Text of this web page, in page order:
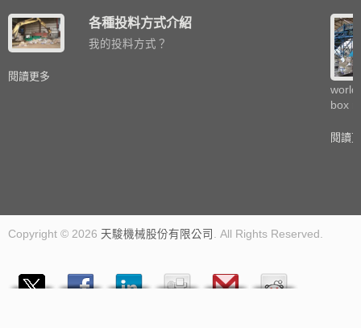
各種投料方式介紹
我的投料方式？
閱讀更多
world
box
閱讀
Copyright © 2026 天駿機械股份有限公司 . All Rights Reserved.